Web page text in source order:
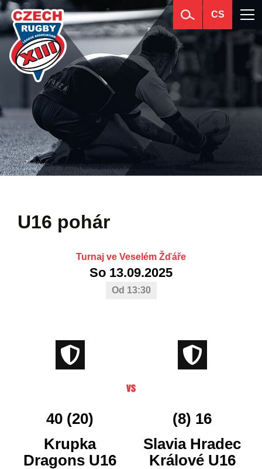
CS
U16 pohár
Turnaj ve Veselém Žďáře
So 13.09.2025
Od 13:30
40 (20)
Krupka
Dragons U16
(8) 16
Slavia Hradec
Králové U16